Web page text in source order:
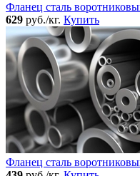
Фланец сталь
629 руб./кг. Купить
Фланец сталь